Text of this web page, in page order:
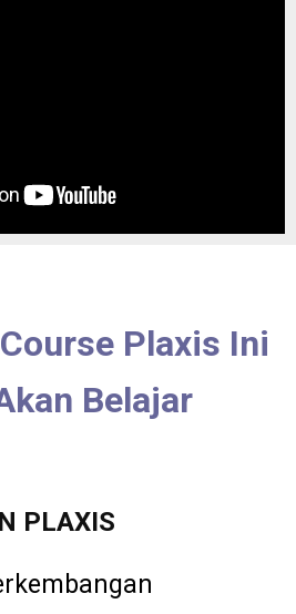
Plaxis Ini
Belajar
PLAXIS